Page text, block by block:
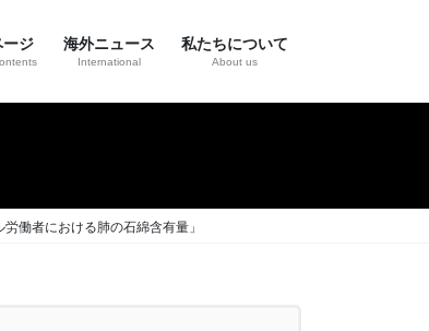
ージ 海外ニュース
International
私たちについて
About us
働者における肺の石綿含有量」